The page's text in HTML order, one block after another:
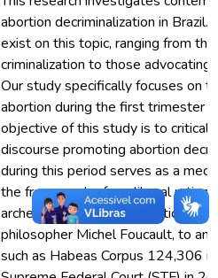
abortion decriminalization in Brazil.
exist on this topic, ranging from
criminalization to those advocating
Our study specifically focuses on
abortion during the first trimester
objective of this study is to
discourse promoting abortion
during this period serves as a
the framework of neoliberal
archeogenealogical theoretical
philosopher Michel Foucault, to
such as Habeas Corpus 124,306